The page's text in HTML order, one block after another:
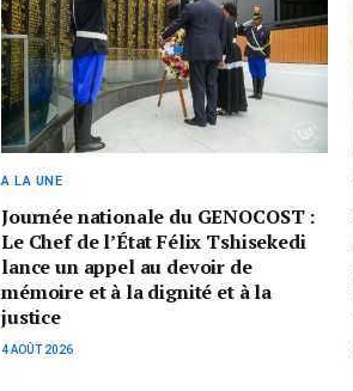
A LA UNE
Journée nationale du GENOCOST :
Le Chef de l’État Félix Tshisekedi
lance un appel au devoir de
mémoire et à la dignité et à la
justice
4 AOÛT 2026